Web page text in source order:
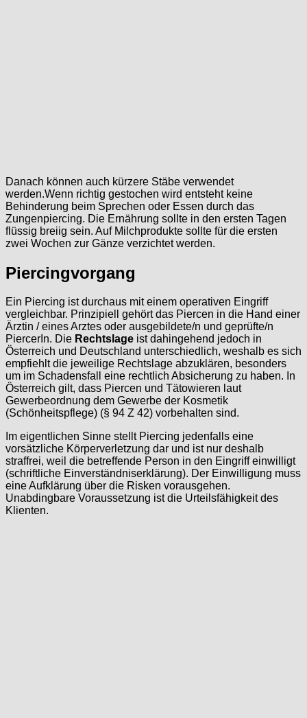
Danach können auch kürzere Stäbe verwendet
werden.Wenn richtig gestochen wird entsteht keine
Behinderung beim Sprechen oder Essen durch das
Zungenpiercing. Die Ernährung sollte in den ersten Tagen
flüssig breiig sein. Auf Milchprodukte sollte für die ersten
zwei Wochen zur Gänze verzichtet werden.
Piercingvorgang
Ein Piercing ist durchaus mit einem operativen Eingriff
vergleichbar. Prinzipiell gehört das Piercen in die Hand einer
Ärztin / eines Arztes oder ausgebildete/n und geprüfte/n
PiercerIn. Die Rechtslage ist dahingehend jedoch in
Österreich und Deutschland unterschiedlich, weshalb es sich
empfiehlt die jeweilige Rechtslage abzuklären, besonders
um im Schadensfall eine rechtlich Absicherung zu haben. In
Österreich gilt, dass Piercen und Tätowieren laut
Gewerbeordnung dem Gewerbe der Kosmetik
(Schönheitspflege) (§ 94 Z 42) vorbehalten sind.
Im eigentlichen Sinne stellt Piercing jedenfalls eine
vorsätzliche Körperverletzung dar und ist nur deshalb
straffrei, weil die betreffende Person in den Eingriff einwilligt
(schriftliche Einverständniserklärung). Der Einwilligung muss
eine Aufklärung über die Risken vorausgehen.
Unabdingbare Voraussetzung ist die Urteilsfähigkeit des
Klienten.